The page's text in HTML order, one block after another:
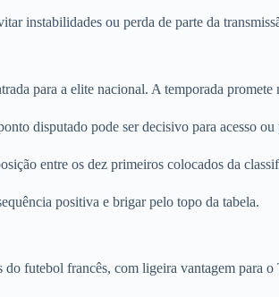
instabilidades ou perda de parte da
para a elite nacional. A temporada
disputado pode ser decisivo para acesso ou
entre os dez primeiros colocados da
positiva e brigar pelo topo da tabela.
futebol francês, com ligeira vantagem para o